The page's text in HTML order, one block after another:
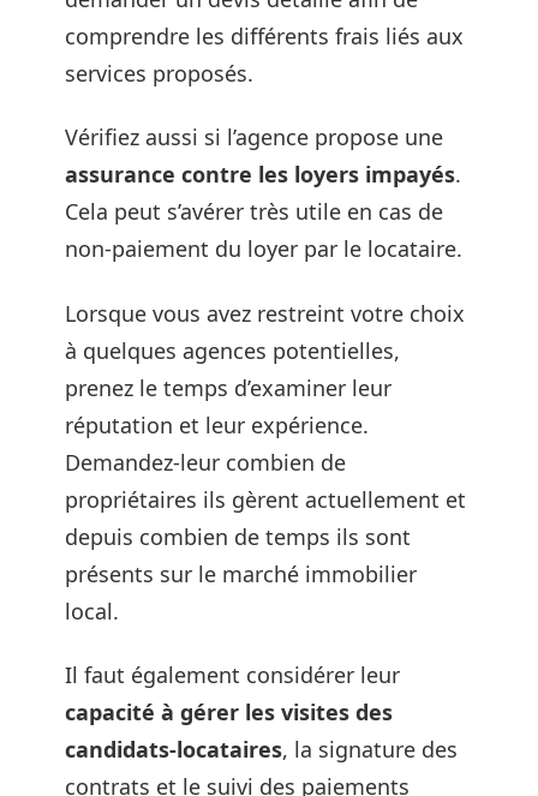
comprendre les différents frais liés aux
services proposés.
Vérifiez aussi si l’agence propose une
assurance contre les loyers impayés.
Cela peut s’avérer très utile en cas de
non-paiement du loyer par le locataire.
Lorsque vous avez restreint votre choix
à quelques agences potentielles,
prenez le temps d’examiner leur
réputation et leur expérience.
Demandez-leur combien de
propriétaires ils gèrent actuellement et
depuis combien de temps ils sont
présents sur le marché immobilier
local.
Il faut également considérer leur
capacité à gérer les visites des
candidats-locataires, la signature des
contrats et le suivi des paiements